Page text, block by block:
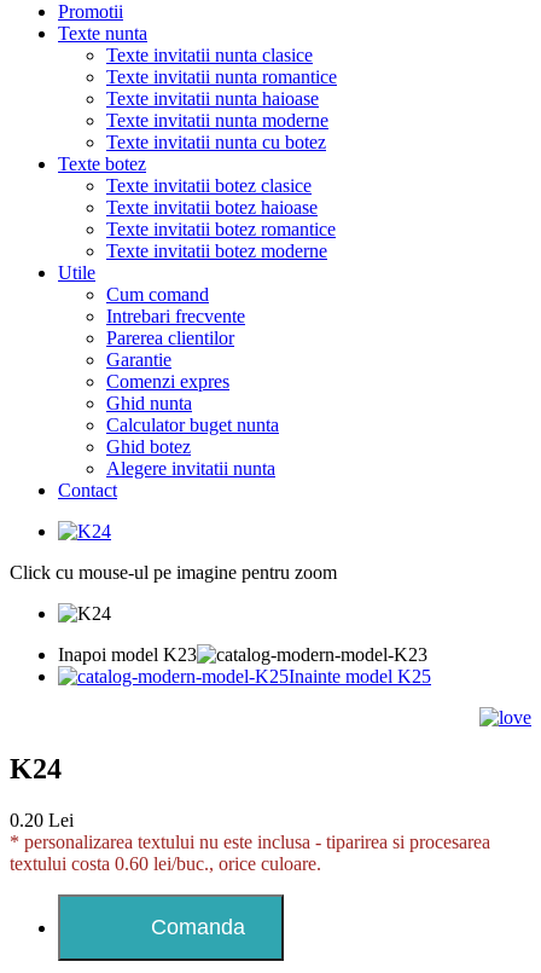
Promotii
Texte nunta
Texte invitatii nunta clasice
Texte invitatii nunta romantice
Texte invitatii nunta haioase
Texte invitatii nunta moderne
Texte invitatii nunta cu botez
Texte botez
Texte invitatii botez clasice
Texte invitatii botez haioase
Texte invitatii botez romantice
Texte invitatii botez moderne
Utile
Cum comand
Intrebari frecvente
Parerea clientilor
Garantie
Comenzi expres
Ghid nunta
Calculator buget nunta
Ghid botez
Alegere invitatii nunta
Contact
Click cu mouse-ul pe imagine pentru zoom
Inapoi model K23
Inainte model K25
K24
0.20 Lei
* personalizarea textului nu este inclusa - tiparirea si procesarea
textului costa 0.60 lei/buc., orice culoare.